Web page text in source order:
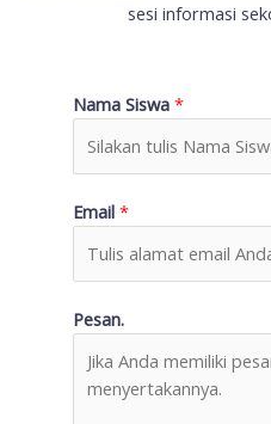
sesi informasi
Nama Siswa *
Email *
Pesan.